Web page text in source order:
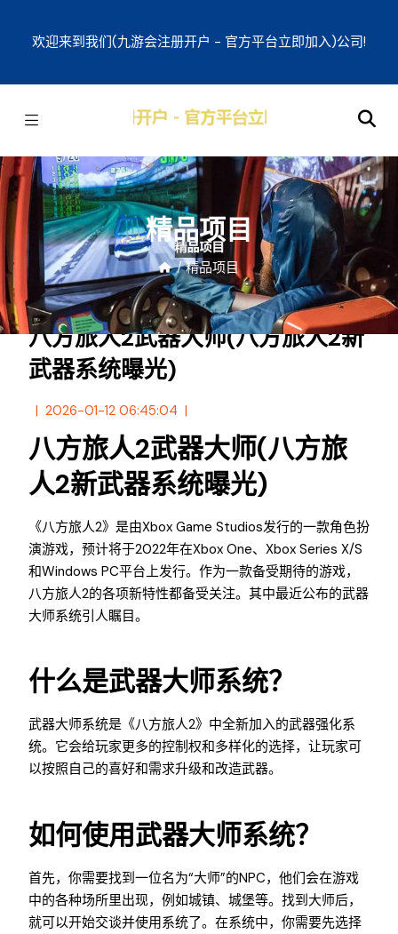
欢迎来到我们(九游会注册开户 - 官方平台立即加入)公司!
精品项目
/ 精品项目
八方旅人2武器大师(八方旅人2新
武器系统曝光)
2026-01-12 06:45:04
八方旅人2武器大师(八方旅
人2新武器系统曝光)
《八方旅人2》是由Xbox Game Studios发行的一款角色扮
演游戏，预计将于2022年在Xbox One、Xbox Series X/S
和Windows PC平台上发行。作为一款备受期待的游戏，
八方旅人2的各项新特性都备受关注。其中最近公布的武器
大师系统引人瞩目。
什么是武器大师系统？
武器大师系统是《八方旅人2》中全新加入的武器强化系
统。它会给玩家更多的控制权和多样化的选择，让玩家可
以按照自己的喜好和需求升级和改造武器。
如何使用武器大师系统？
首先，你需要找到一位名为“大师”的NPC，他们会在游戏
中的各种场所里出现，例如城镇、城堡等。找到大师后，
就可以开始交谈并使用系统了。在系统中，你需要先选择